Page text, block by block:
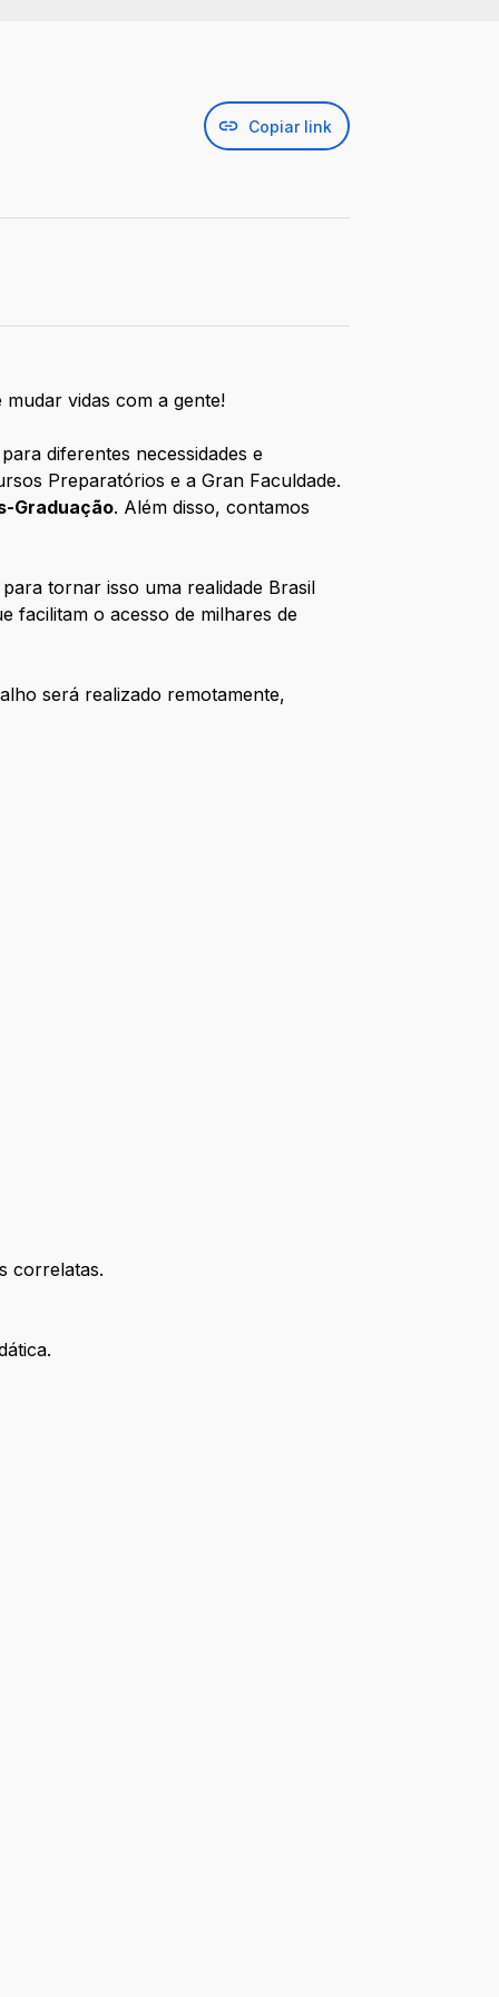
Copiar link
mudar vidas com a gente!
diferentes necessidades e
Preparatórios e a Gran Faculdade.
Graduação. Além disso, contamos
tornar isso uma realidade Brasil
facilitam o acesso de milhares de
será realizado remotamente,
correlatas.